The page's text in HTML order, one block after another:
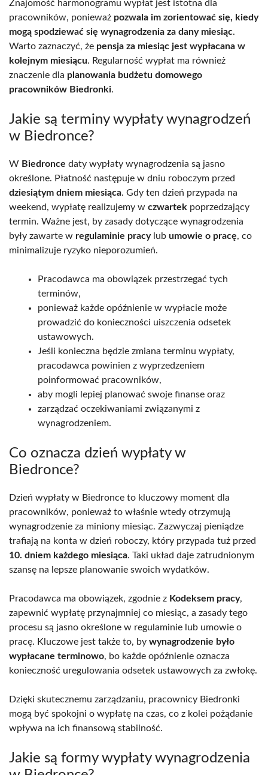
Znajomość harmonogramu wypłat jest istotna dla
pracowników, ponieważ pozwala im zorientować się, kiedy
mogą spodziewać się wynagrodzenia za dany miesiąc.
Warto zaznaczyć, że pensja za miesiąc jest wypłacana w
kolejnym miesiącu. Regularność wypłat ma również
znaczenie dla planowania budżetu domowego
pracowników Biedronki.
Jakie są terminy wypłaty wynagrodzeń
w Biedronce?
W Biedronce daty wypłaty wynagrodzenia są jasno
określone. Płatność następuje w dniu roboczym przed
dziesiątym dniem miesiąca. Gdy ten dzień przypada na
weekend, wypłatę realizujemy w czwartek poprzedzający
termin. Ważne jest, by zasady dotyczące wynagrodzenia
były zawarte w regulaminie pracylub umowie o pracę, co
minimalizuje ryzyko nieporozumień.
Pracodawca ma obowiązek przestrzegać tych
terminów,
ponieważ każde opóźnienie w wypłacie może
prowadzić do konieczności uiszczenia odsetek
ustawowych.
Jeśli konieczna będzie zmiana terminu wypłaty,
pracodawca powinien z wyprzedzeniem
poinformować pracowników,
aby mogli lepiej planować swoje finanse oraz
zarządzać oczekiwaniami związanymi z
wynagrodzeniem.
Co oznacza dzień wypłaty w
Biedronce?
Dzień wypłaty w Biedronce to kluczowy moment dla
pracowników, ponieważ to właśnie wtedy otrzymują
wynagrodzenie za miniony miesiąc. Zazwyczaj pieniądze
trafiają na konta w dzień roboczy, który przypada tuż przed
10. dniem każdego miesiąca. Taki układ daje zatrudnionym
szansę na lepsze planowanie swoich wydatków.
Pracodawca ma obowiązek, zgodnie z Kodeksem pracy,
zapewnić wypłatę przynajmniej co miesiąc, a zasady tego
procesu są jasno określone w regulaminie lub umowie o
pracę. Kluczowe jest także to, by wynagrodzenie było
wypłacane terminowo, bo każde opóźnienie oznacza
konieczność uregulowania odsetek ustawowych za zwłokę.
Dzięki skutecznemu zarządzaniu, pracownicy Biedronki
mogą być spokojni o wypłatę na czas, co z kolei pożądanie
wpływa na ich finansową stabilność.
Jakie są formy wypłaty wynagrodzenia